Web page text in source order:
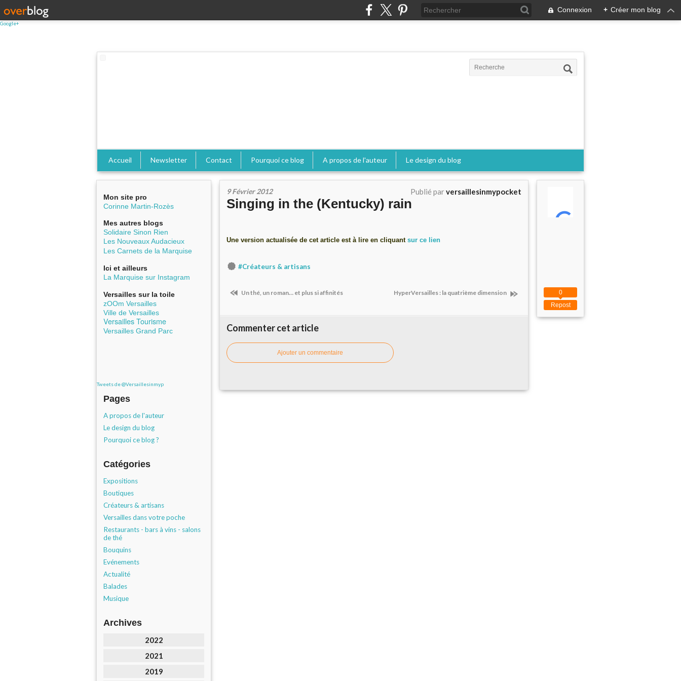
Google+
Connexion + Créer mon blog
Accueil Newsletter Contact Pourquoi ce blog A propos de l'auteur Le design du blog
Mon site pro
Corinne Martin-Rozès
Mes autres blogs
Solidaire Sinon Rien
Les Nouveaux Audacieux
Les Carnets de la Marquise
Ici et ailleurs
La Marquise sur Instagram
Versailles sur la toile
zOOm Versailles
Ville de Versailles
Versailles Tourisme
Versailles Grand Parc
Tweets de @Versaillesinmyp
Pages
A propos de l'auteur
Le design du blog
Pourquoi ce blog ?
Catégories
Expositions
Boutiques
Créateurs & artisans
Versailles dans votre poche
Restaurants - bars à vins - salons
de thé
Bouquins
Evénements
Actualité
Balades
Musique
Archives
2022
2021
2019
9 Février 2012 Publié parversaillesinmypocket
Singing in the (Kentucky) rain
Une version actualisée de cet article est à lire en cliquant sur ce lien
#Créateurs & artisans
Un thé, un roman… et plus si affinités HyperVersailles : la quatrième dimension
Commenter cet article
Ajouter un commentaire
Repost
0